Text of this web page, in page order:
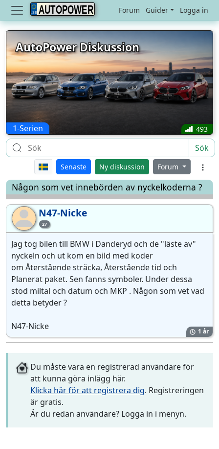
AUTOPOWER Forum Guider Logga in
AutoPower Diskussion
1-Serien 493
Sök
Senaste Ny diskussion Forum
Någon som vet innebörden av nyckelkoderna ?
N4 27
N47-Nicke
Jag tog bilen till BMW i Danderyd och de "läste av"
nyckeln och ut kom en bild med koder
om Återstående sträcka, Återstående tid och
Planerat paket. Sen fanns symboler. Under dessa
stod miltal och datum och MKP . Någon som vet vad
detta betyder ?
N47-Nicke 1 år
Du måste vara en registrerad användare för
att kunna göra inlägg här.
Klicka här för att registrera dig. Registreringen
är gratis.
Är du redan användare? Logga in i menyn.